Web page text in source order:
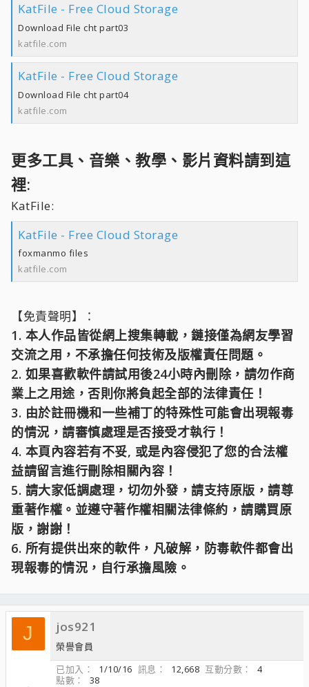
KatFile - Free Cloud Storage
Download File cht part03
katfile.com
KatFile - Free Cloud Storage
Download File cht part04
katfile.com
更多工具、音樂、教學、影片資料請到這
裡:
KatFile:
KatFile - Free Cloud Storage
foxmanmo files
katfile.com
【免責聲明】：
1. 本人作品皆從網上搜集轉載，鏈接僅為網友學習
交流之用，不承擔任何技術及版權責任問題。
2. 如果喜歡軟件請試用後24小時內刪除，請勿作商
業上之用途，否則你將負起全部的法律責任！
3. 由於註冊機和一些補丁的特殊性可能會出現報毒
的情況，請審慎處理是否接受才執行！
4. 本頁內容若有不妥, 或是內容侵犯了您的合法權
益請留言進行刪除相關內容！
5. 請大家低調處理，切勿外發，請支持原版，請尊
重著作權。並遵守著作權相關法律條約，請購買原
版，謝謝！
6. 所有提供出來的軟件，凡破解，防毒軟件都會出
現報毒的情況，自行承擔風險。
J jos921
榮譽會員
已加入
1/10/16 訊息 12,668 互動分數
4
點數
38